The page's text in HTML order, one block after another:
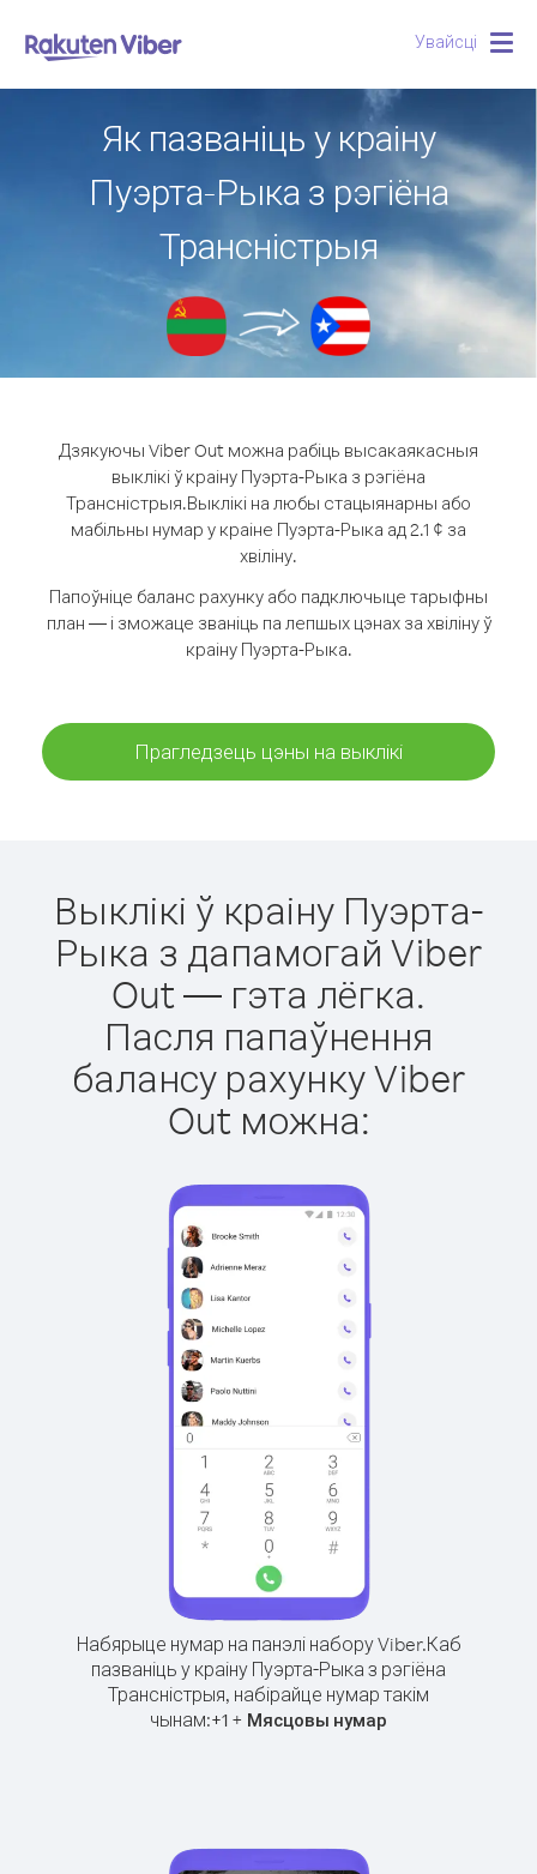
Увайсці
Як пазваніць у краіну
Пуэрта-Рыка з рэгіёна
Трансністрыя
Дзякуючы Viber Out можна рабіць высакаякасныя
выклікі ў краіну Пуэрта-Рыка з рэгіёна
Трансністрыя.Выклікі на любы стацыянарны або
мабільны нумар у краіне Пуэрта-Рыка ад 2.1 ¢ за
хвіліну.
Папоўніце баланс рахунку або падключыце тарыфны
план — і зможаце званіць па лепшых цэнах за хвіліну ў
краіну Пуэрта-Рыка.
Прагледзець цэны на выклікі
Выклікі ў краіну Пуэрта-
Рыка з дапамогай Viber
Out — гэта лёгка.
Пасля папаўнення
балансу рахунку Viber
Out можна:
Набярыце нумар на панэлі набору Viber.Каб
пазваніць у краіну Пуэрта-Рыка з рэгіёна
Трансністрыя, набірайце нумар такім
чынам:+1 + Мясцовы нумар